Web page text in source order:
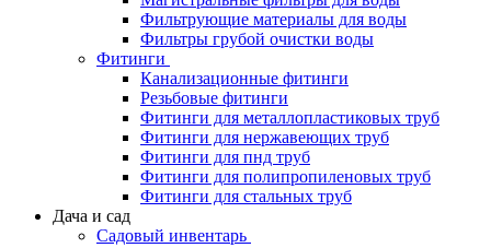
Фильтрующие материалы для воды
Фильтры грубой очистки воды
Фитинги
Канализационные фитинги
Резьбовые фитинги
Фитинги для металлопластиковых труб
Фитинги для нержавеющих труб
Фитинги для пнд труб
Фитинги для полипропиленовых труб
Фитинги для стальных труб
Дача и сад
Садовый инвентарь